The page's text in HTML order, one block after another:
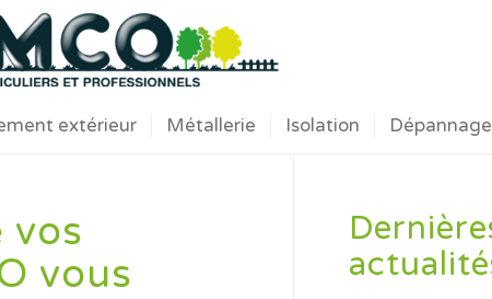
extérieur Métallerie Isolation Dépannage
vos
vous